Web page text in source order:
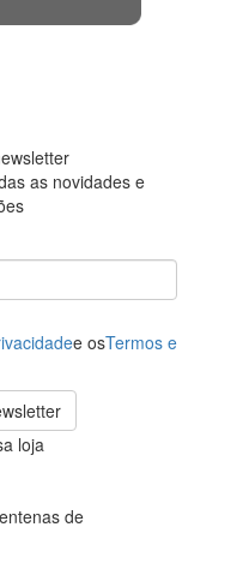
as novidades e
e osTermos e
loja
de